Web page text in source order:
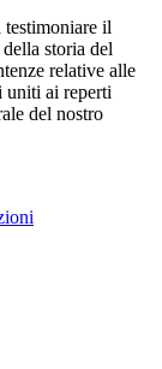
il
storia del
relative alle
uniti ai reperti
del nostro